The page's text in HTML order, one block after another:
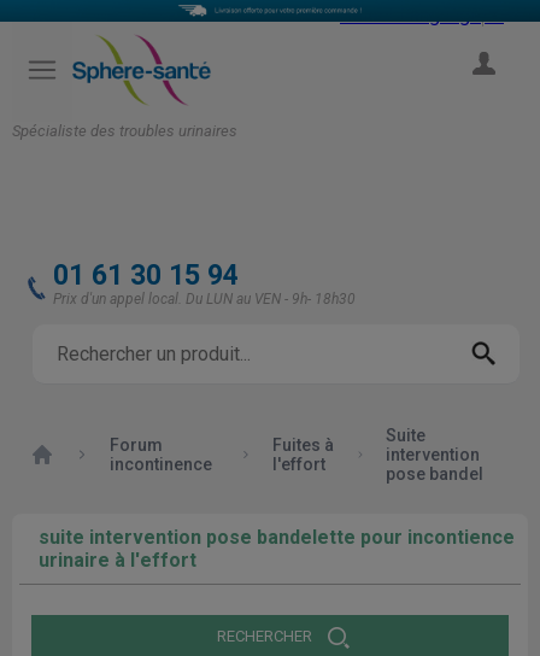
Spécialiste des troubles urinaires
Select Language
01 61 30 15 94
Prix d'un appel local. Du LUN au VEN - 9h- 18h30
Accueil
Forum
incontinence
Fuites à
l'effort
Suite
intervention
pose bandel
suite intervention pose bandelette pour incontience
urinaire à l'effort
RECHERCHER